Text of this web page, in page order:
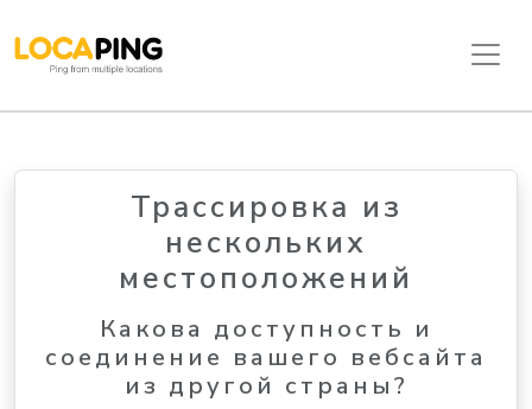
Трассировка из
нескольких
местоположений
Какова доступность и
соединение вашего вебсайта
из другой страны?